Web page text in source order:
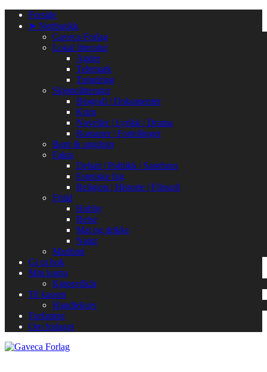
Forside
➤ Nettbutikk
Gaveca Forlag
Lokal litteratur
Agder
Telemark
Trøndelag
Skjønnlitteratur
Biografi | Dokumenter
Krim
Noveller | Lyrikk | Drama
Romaner | Fortellinger
Barn & ungdom
Fakta
Debatt | Politikk | Samfunn
Estetiske fag
Religion | Historie | Filosofi
Fritid
Hobby
Reise
Mat og drikke
Natur
Maritimt
Gi ut bok
Min konto
Kjøpsvilkår
Til kassen
Handlekurv
Forfattere
Om forlaget